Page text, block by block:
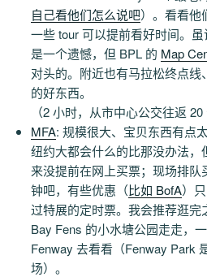
自己看他们怎么说吧）。看看他
一些 tour 可以提前看好时间。
是一个遗憾，但 BPL 的 Map
对头的。附近也有马拉松终点线、
的好东西。
（2 小时，从市中心公交往返 20
MFA: 规模很大、宝贝东西有点
纽约大都会什么的比那没办法，
来没提前在网上买票；现场排队
钟吧，有些优惠（比如 BofA）
过特展的定时票。我会推荐逛
Bay Fens 的小水塘公园走走，
Fenway 去看看（Fenway Park
场）。